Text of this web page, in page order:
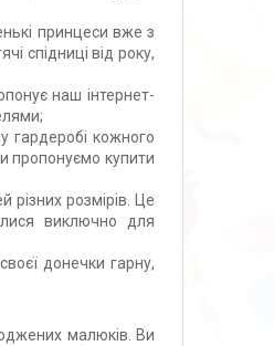
принцеси вже з
спідниці від року,
наш інтернет-
гардеробі кожного
пропонуємо купити
розмірів. Це
виключно для
донечки гарну,
малюків. Ви